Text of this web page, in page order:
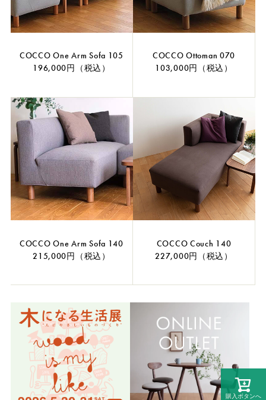
購入ボタンへ
COCCO One Arm Sofa 105
196,000円（税込）
COCCO Ottoman 070
103,000円（税込）
COCCO One Arm Sofa 140
215,000円（税込）
COCCO Couch 140
227,000円（税込）